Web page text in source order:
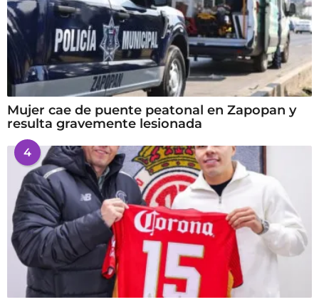
Mujer cae de puente peatonal en Zapopan y
resulta gravemente lesionada
4